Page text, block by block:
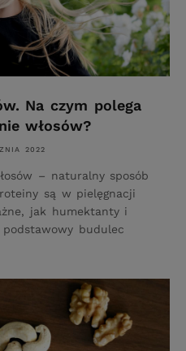
Na czym polega
włosów?
2022
– naturalny sposób
są w pielęgnacji
jak humektanty i
budulec